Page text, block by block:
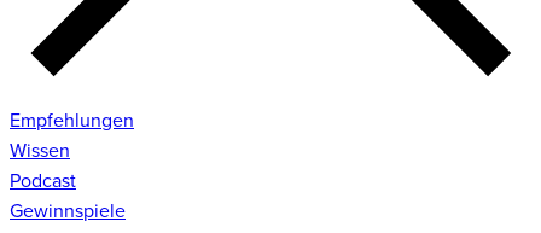
Empfehlungen
Wissen
Podcast
Gewinnspiele